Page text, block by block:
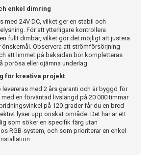
enkel dimring
med 24V DC, vilket ger en stabil och
För att ytterligare kontrollera
fullt dimbar, vilket gör det möjligt att justera
önskemål. Observera att strömförsörjning
att limmet på baksidan bör kompletteras
porösa eller ojämna underlag.
för kreativa projekt
levereras med 2 års garanti och är byggd för
med en förväntad livslängd på 20 000 timmar
på 120 grader får du en bred
lyser upp önskat område. Det här är ett
som söker en specifik färg utan
RGB-system, och som prioriterar en enkel